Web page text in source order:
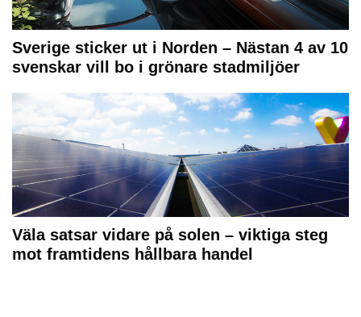
Sverige sticker ut i Norden – Nästan 4 av 10
svenskar vill bo i grönare stadmiljöer
Väla satsar vidare på solen – viktiga steg
mot framtidens hållbara handel